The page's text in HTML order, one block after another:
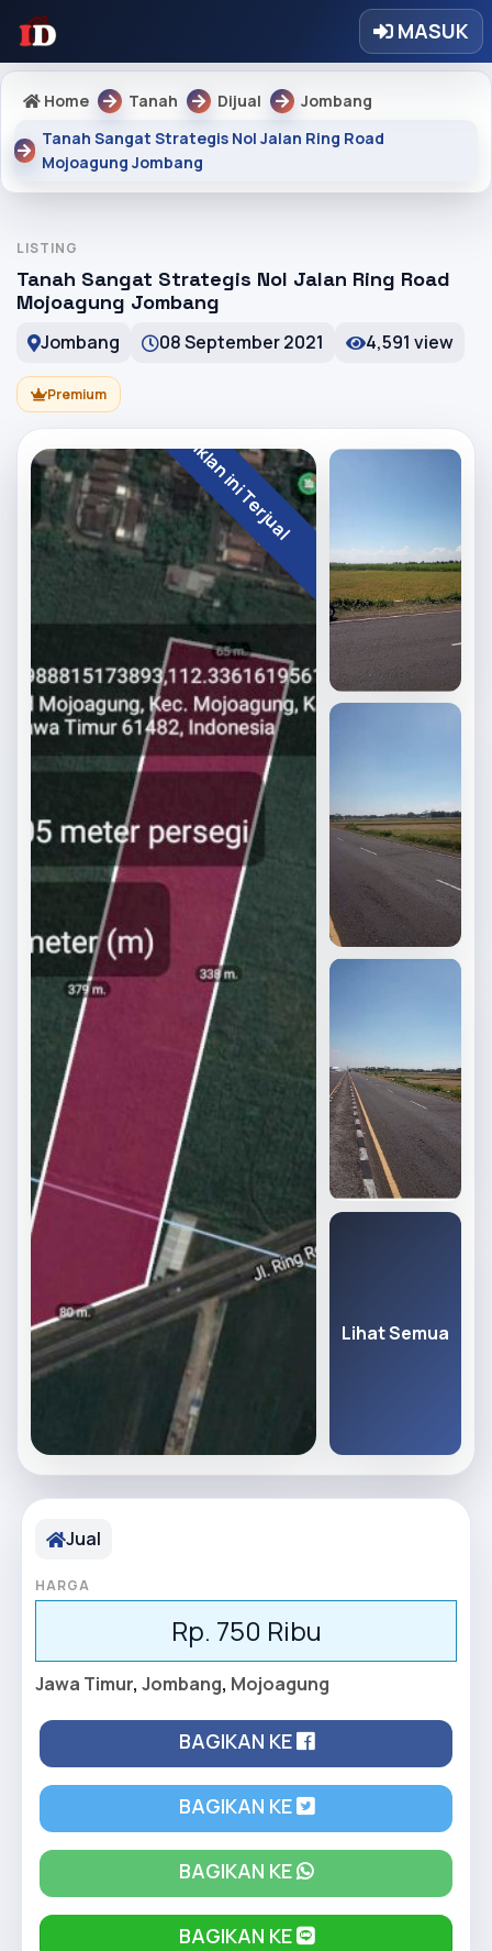
MASUK
Home Tanah Dijual
Jombang
Tanah Sangat Strategis Nol Jalan Ring Road
Mojoagung Jombang
LISTING
Tanah Sangat Strategis Nol Jalan Ring Road
Mojoagung Jombang
Jombang 08 September 2021 4,591 view
Premium
Iklan ini Terjual
Lihat Semua
Jual
HARGA
Rp. 750 Ribu
Jawa Timur, Jombang, Mojoagung
BAGIKAN KE
BAGIKAN KE
BAGIKAN KE
BAGIKAN KE